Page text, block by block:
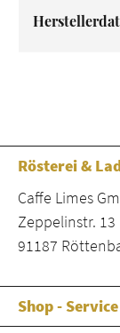
Rösterei &
Caffe Limes
Zeppelinstr. 13
91187
Shop - Service